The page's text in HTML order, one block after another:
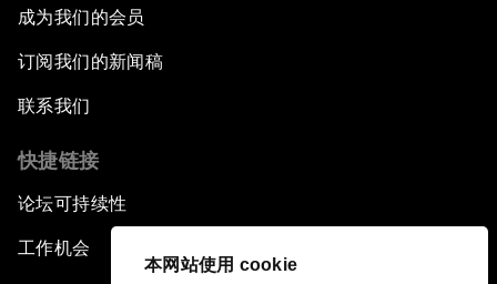
本网站使用 cookie
成为我们的会员
订阅我们的新闻稿
联系我们
快捷链接
论坛可持续性
工作机会